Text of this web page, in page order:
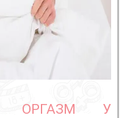
ОРГАЗМ У